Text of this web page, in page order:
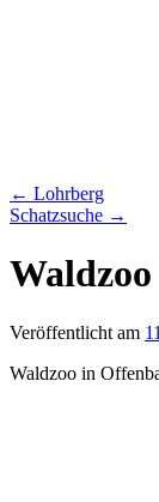
← Lohrberg
Schatzsuche →
Waldzoo
Veröffentlicht am
Waldzoo in